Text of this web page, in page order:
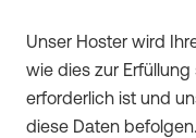
Unser Hoster wird
wie dies zur
erforderlich ist und
diese Daten befolgen.